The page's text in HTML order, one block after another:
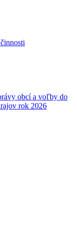
obcí a voľby do
rok 2026